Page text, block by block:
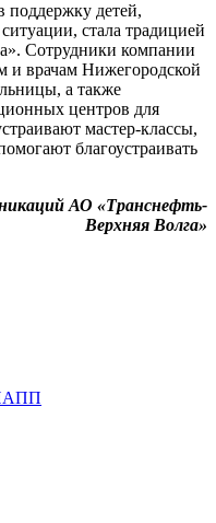
поддержку детей,
стала традицией
Сотрудники компании
и врачам Нижегородской
а также
центров для
мастер-классы,
благоустраивать
АО «Транснефть-
Верхняя Волга»